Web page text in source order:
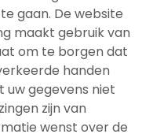
gaan. De website
maakt gebruik van
om te borgen dat
handen
uw gegevens niet
zijn van
wenst over de